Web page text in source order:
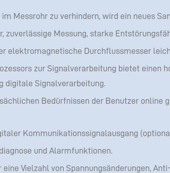
Messrohr zu verhindern, wird ein neues
zuverlässige Messung, starke
elektromagnetische Durchflussmesser
zur Signalverarbeitung bietet einen
digitale Signalverarbeitung.
Bedürfnissen der Benutzer online
Kommunikationssignalausgang
und Alarmfunktionen.
Vielzahl von Spannungsänderungen,